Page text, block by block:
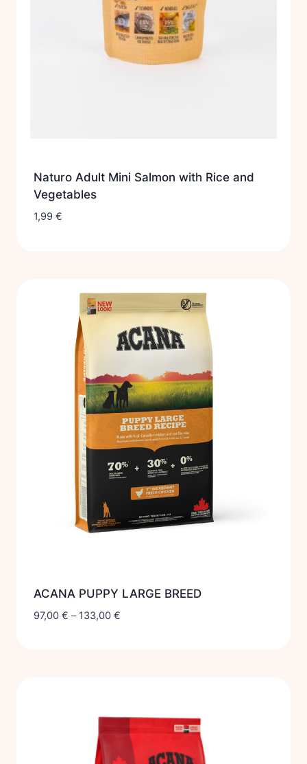
Naturo Adult Mini Salmon with Rice and
Vegetables
1,99 €
ACANA PUPPY LARGE BREED
97,00 € – 133,00 €